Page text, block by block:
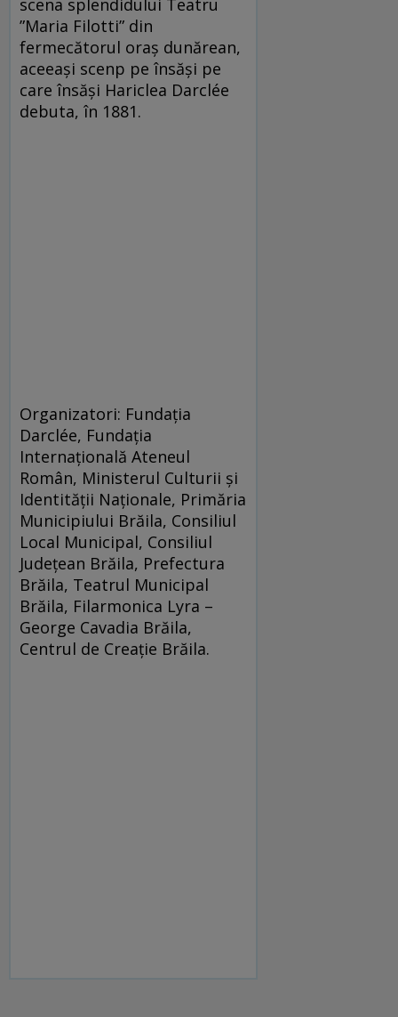
”Maria Filotti” din
fermecătorul oraș dunărean,
aceeași scenp pe însăşi pe
care însăși Hariclea Darclée
debuta, în 1881.
Organizatori: Fundaţia
Darclée, Fundaţia
Internaţională Ateneul
Român, Ministerul Culturii şi
Identităţii Naţionale, Primăria
Municipiului Brăila, Consiliul
Local Municipal, Consiliul
Judeţean Brăila, Prefectura
Brăila, Teatrul Municipal
Brăila, Filarmonica Lyra –
George Cavadia Brăila,
Centrul de Creaţie Brăila.